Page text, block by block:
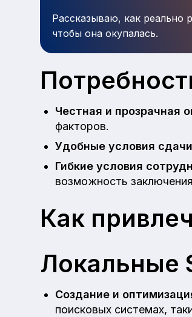
Рассказываю, как реально
чтобы она окупалась.
Честная и прозрачная
факторов.
Удобные условия сдачи
Гибкие условия
возможность
Как
Локальные
Создание и
поисковых системах,